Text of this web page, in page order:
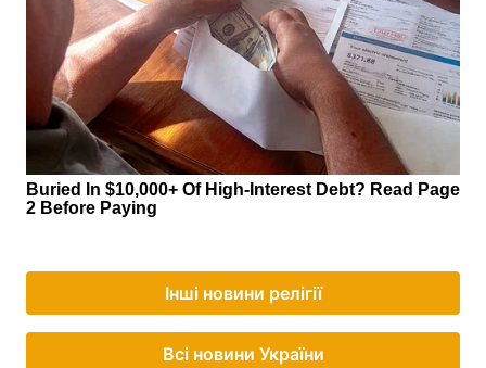
Інші новини релігії
Всі новини України